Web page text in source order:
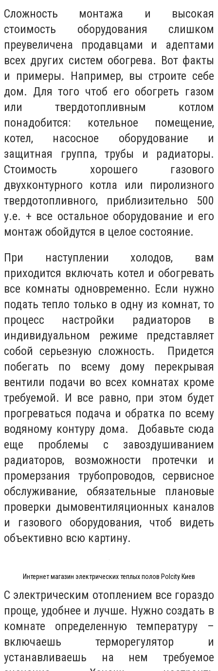
Сложность монтажа и высокая
стоимость оборудования слишком
преувеличена продавцами и адептами
всех других систем обогрева. Вот факты
и примеры. Например, вы строите себе
дом. Для того чтоб его обогреть газом
или твердотопливным котлом
понадобится: котельное помещение,
котел, насосное оборудование и
защитная группа, трубы и радиаторы.
Стоимость хорошего газового
двухконтурного котла или пиролизного
твердотопливного, приблизительно 500
у.е. + все остальное оборудование и его
монтаж обойдутся в целое состояние.
При наступлении холодов, вам
приходится включать котел и обогревать
все комнаты одновременно. Если нужно
подать тепло только в одну из комнат, то
процесс настройки радиаторов в
индивидуальном режиме представляет
собой серьезную сложность. Придется
побегать по всему дому перекрывая
вентили подачи во всех комнатах кроме
требуемой. И все равно, при этом будет
прогреваться подача и обратка по всему
водяному контуру дома. Добавьте сюда
еще проблемы с завоздушиванием
радиаторов, возможности протечки и
промерзания трубопроводов, сервисное
обслуживание, обязательные плановые
проверки дымовентиляционных каналов
и газового оборудования, чтоб видеть
объективно всю картину.
Интернет магазин электрических теплых полов Polcity Киев
С электрическим отоплением все гораздо
проще, удобнее и лучше. Нужно создать в
комнате определенную температуру –
включаешь терморегулятор и
устанавливаешь на нем требуемое